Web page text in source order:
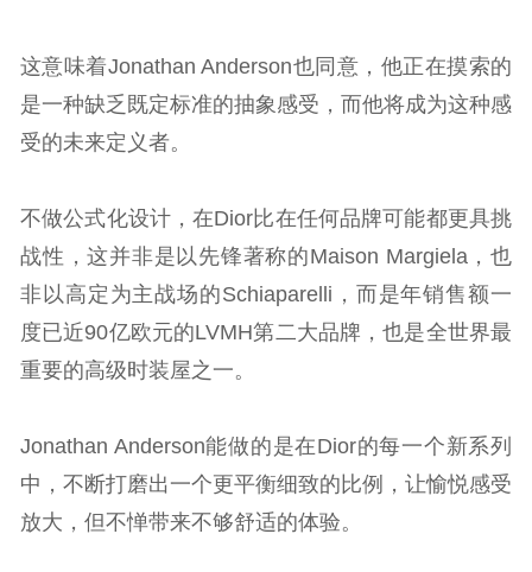
这意味着Jonathan Anderson也同意，他正在摸索的
是一种缺乏既定标准的抽象感受，而他将成为这种感
受的未来定义者。
不做公式化设计，在Dior比在任何品牌可能都更具挑
战性，这并非是以先锋著称的Maison Margiela，也
非以高定为主战场的Schiaparelli，而是年销售额一
度已近90亿欧元的LVMH第二大品牌，也是全世界最
重要的高级时装屋之一。
Jonathan Anderson能做的是在Dior的每一个新系列
中，不断打磨出一个更平衡细致的比例，让愉悦感受
放大，但不惮带来不够舒适的体验。